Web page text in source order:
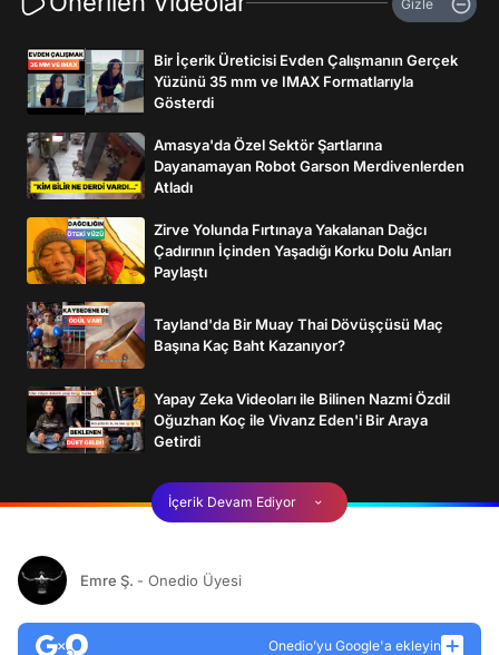
Gizle
Bir İçerik Üreticisi Evden Çalışmanın Gerçek
Yüzünü 35 mm ve IMAX Formatlarıyla
Gösterdi
Amasya'da Özel Sektör Şartlarına
Dayanamayan Robot Garson Merdivenlerden
Atladı
Zirve Yolunda Fırtınaya Yakalanan Dağcı
Çadırının İçinden Yaşadığı Korku Dolu Anları
Paylaştı
Tayland'da Bir Muay Thai Dövüşçüsü Maç
Başına Kaç Baht Kazanıyor?
Yapay Zeka Videoları ile Bilinen Nazmi Özdil
Oğuzhan Koç ile Vivanz Eden'i Bir Araya
Getirdi
İçerik Devam Ediyor
Emre Ş. - Onedio Üyesi
Onedio’yu Google'a ekleyin